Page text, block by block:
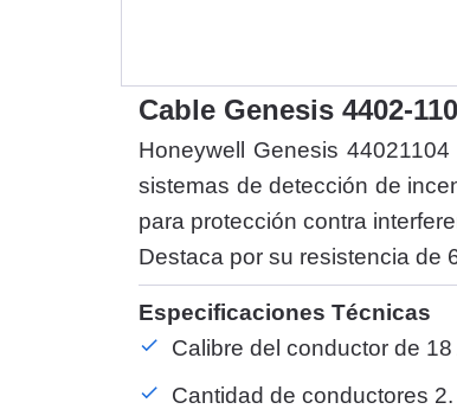
Cable Genesis 4402-
Honeywell Genesis
sistemas de detección de
para protección contra
Destaca por su resistencia de
Especificaciones Técnicas
Calibre del conductor de 18
Cantidad de conductores 2.